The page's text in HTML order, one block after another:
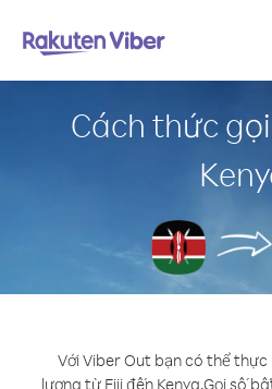
Cách thức
Với Viber Out bạn có thể
lượng từ Fiji đến Kenya.Gọi số